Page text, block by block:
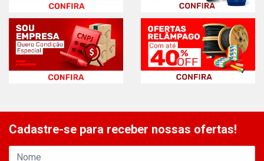
Cadastre-se para receber nossas ofertas!